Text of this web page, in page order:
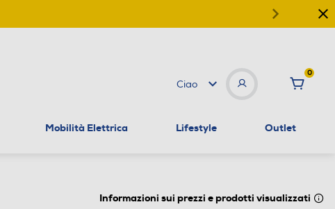
Ciao
0
Mobilità Elettrica Lifestyle Outlet
Informazioni sui prezzi e prodotti visualizzati